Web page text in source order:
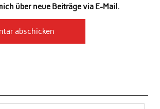
über neue Beiträge via E-Mail.